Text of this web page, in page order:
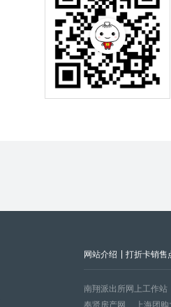
网站介绍 打折卡销售
南翔派出所网上工作站
奉贤房产网
上海团